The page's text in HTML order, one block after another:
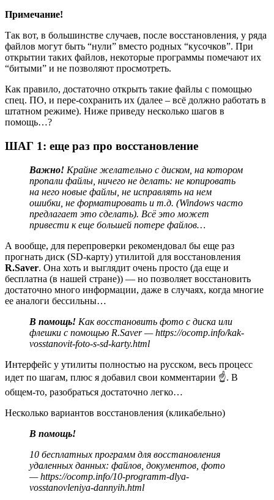
Примечание!
Так вот, в большинстве случаев, после восстановления, у ряда
файлов могут быть “нули” вместо родных “кусочков”. При
открытии таких файлов, некоторые программы помечают их
“битыми” и не позволяют просмотреть.
Как правило, достаточно открыть такие файлы с помощью
спец. ПО, и пере-сохранить их (далее – всё должно работать в
штатном режиме). Ниже приведу несколько шагов в
помощь…?
ШАГ 1: еще раз про восстановление
Важно! Крайне желательно с диском, на котором
пропали файлы, ничего не делать: не копировать
на него новые файлы, не исправлять на нем
ошибки, не форматировать и т.д. (Windows часто
предлагает это сделать). Всё это может
привести к еще большей потере файлов…
А вообще, для перепроверки рекомендовал бы еще раз
прогнать диск (SD-карту) утилитой для восстановления
R.Saver. Она хоть и выглядит очень просто (да еще и
бесплатна (в нашей стране)) — но позволяет восстановить
достаточно много информации, даже в случаях, когда многие
ее аналоги бессильны…
В помощь! Как восстановить фото с диска или
флешки с помощью R.Saver —https://ocomp.info/kak-
vosstanovit-foto-s-sd-karty.html
Интерфейс у утилиты полностью на русском, весь процесс
идет по шагам, плюс я добавил свои комментарии ☝. В
общем-то, разобраться достаточно легко…
Несколько вариантов восстановления (кликабельно)
В помощь!
10 бесплатных программ для восстановления
удаленных данных: файлов, документов, фото
—https://ocomp.info/10-programm-dlya-
vosstanovleniya-dannyih.html